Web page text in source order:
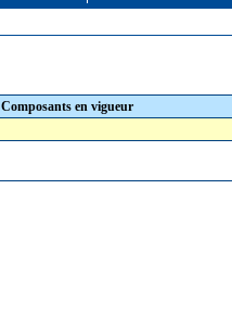
Composants en vigueur